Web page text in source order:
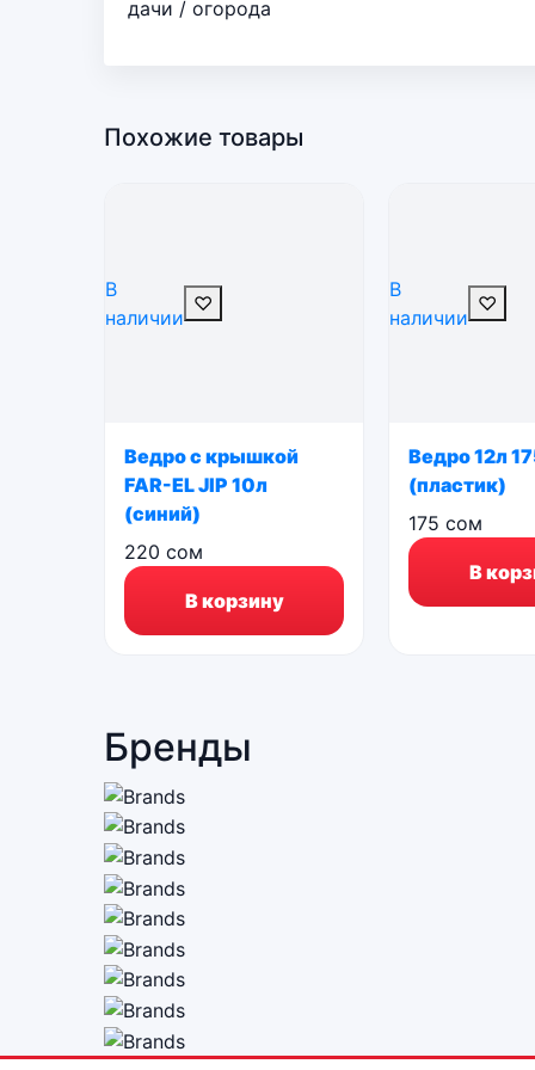
дачи / огорода
Похожие товары
В
наличии
♡
Ведро с крышкой
FAR-EL JIP 10л
(синий)
220 сом
В корзину
В
наличии
♡
Ведро 12л
(пластик)
175 сом
В
Бренды